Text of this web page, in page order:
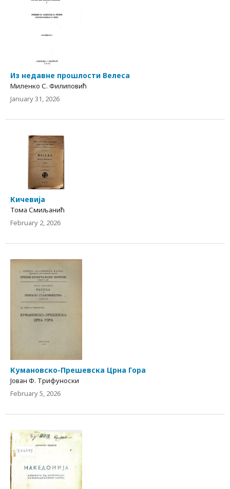
Из недавне прошлости Велеса
Миленко С. Филиповић
January 31, 2026
Кичевија
Тома Смиљанић
February 2, 2026
Кумановско-Прешевска Црна Гора
Јован Ф. Трифуноски
February 5, 2026